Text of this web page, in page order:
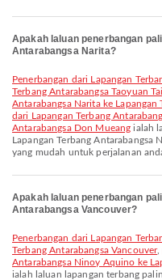
Apakah laluan penerbangan
Antarabangsa Narita?
penerbangan dari Lapangan Terbang Antarabangsa Narita ke Lapangan
Terbang Antarabangsa Taoyuan
Antarabangsa Narita ke Lapangan
dari Lapangan Terbang
Antarabangsa Don Mueang ialah
Lapangan Terbang Antarabangsa
yang mudah untuk perjalanan
Apakah laluan penerbangan
Antarabangsa Vancouver?
penerbangan dari Lapangan Terbang Antarabangsa Toronto ke Lapangan
Terbang Antarabangsa Vancouver,
Antarabangsa Ninoy Aquino ke
ialah laluan lapangan terbang